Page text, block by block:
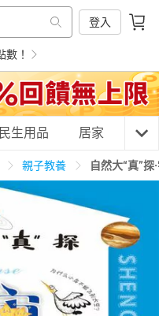
登入
！
民生用品
運動休閒 親子玩具
民生用品 居家 3C
親子教養 自然大“真”探